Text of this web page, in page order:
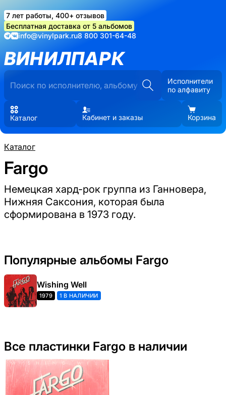
7 лет работы, 400+ отзывов
Бесплатная доставка от 5 альбомов
info@vinylpark.ru8 800 301-64-48
ВИНИЛПАРК
Исполнители
по алфавиту
Каталог Кабинет и заказы Корзина
Каталог
Fargo
Немецкая хард-рок группа из Ганновера,
Нижняя Саксония, которая была
сформирована в 1973 году.
Популярные альбомы Fargo
Wishing Well
1979 1 В НАЛИЧИИ
Все пластинки Fargo в наличии